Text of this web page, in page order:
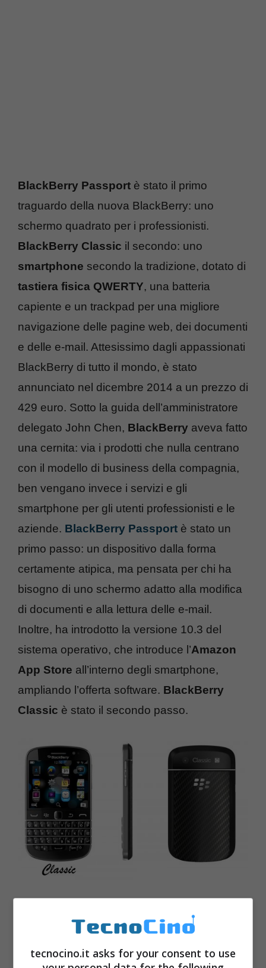
BlackBerry Passport è stato il primo
traguardo della nuova BlackBerry: uno
schermo quadrato per i professionisti.
BlackBerry Classic il secondo: uno
smartphone secondo la tradizione, dotato di
tastiera fisica QWERTY, una batteria
capiente e un trackpad per una migliore
navigazione delle pagine web, dei documenti
e delle e-mail. Attesissimo dagli appassionati
BlackBerry di tutto il mondo, è stato
annunciato nel dicembre 2014 a un prezzo di
429 euro. Sotto la guida dell’amministratore
delegato John Chen, BlackBerry aveva fatto
una cernita: via i prodotti che nulla centrano
con il modello di business della compagnia,
ben vengano invece i servizi e gli
smartphone per gli utenti professionisti e le
aziende. BlackBerry Passport è stato un
primo passo: un dispositivo dalla forma
certamente atipica, ma pensata per chi ha
bisogno di uno schermo adatto alla modifica
di documenti e alla lettura delle e-mail.
Inoltre, ha introdotto la versione 10.3 del
sistema operativo, che introduce l’Amazon
App Store all’interno degli smartphone,
ampliando l’offerta software. BlackBerry
Classic è stato il secondo passo.
tecnocino.it asks for your consent to use